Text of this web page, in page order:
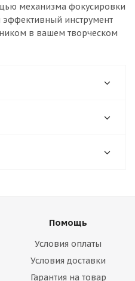
механизма фокусировки
эффективный инструмент
в вашем творческом
Помощь
Условия оплаты
Условия доставки
Гарантия на товар